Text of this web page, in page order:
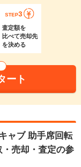
STEP3
査定額を
比べて売却先
を決める
ート
ャブ 助手席回転
売却・査定の参